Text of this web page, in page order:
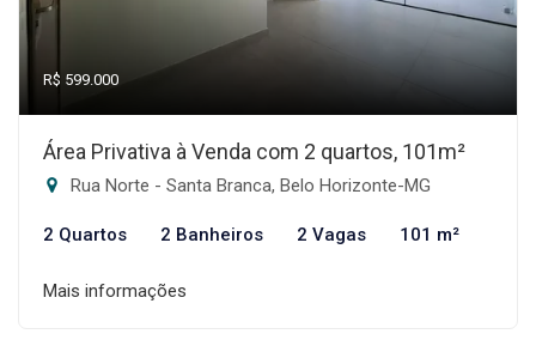
R$ 599.000
Área Privativa à Venda com 2 quartos, 101m²
Rua Norte - Santa Branca, Belo Horizonte-MG
2 Quartos 2 Banheiros 2 Vagas 101 m²
Mais informações